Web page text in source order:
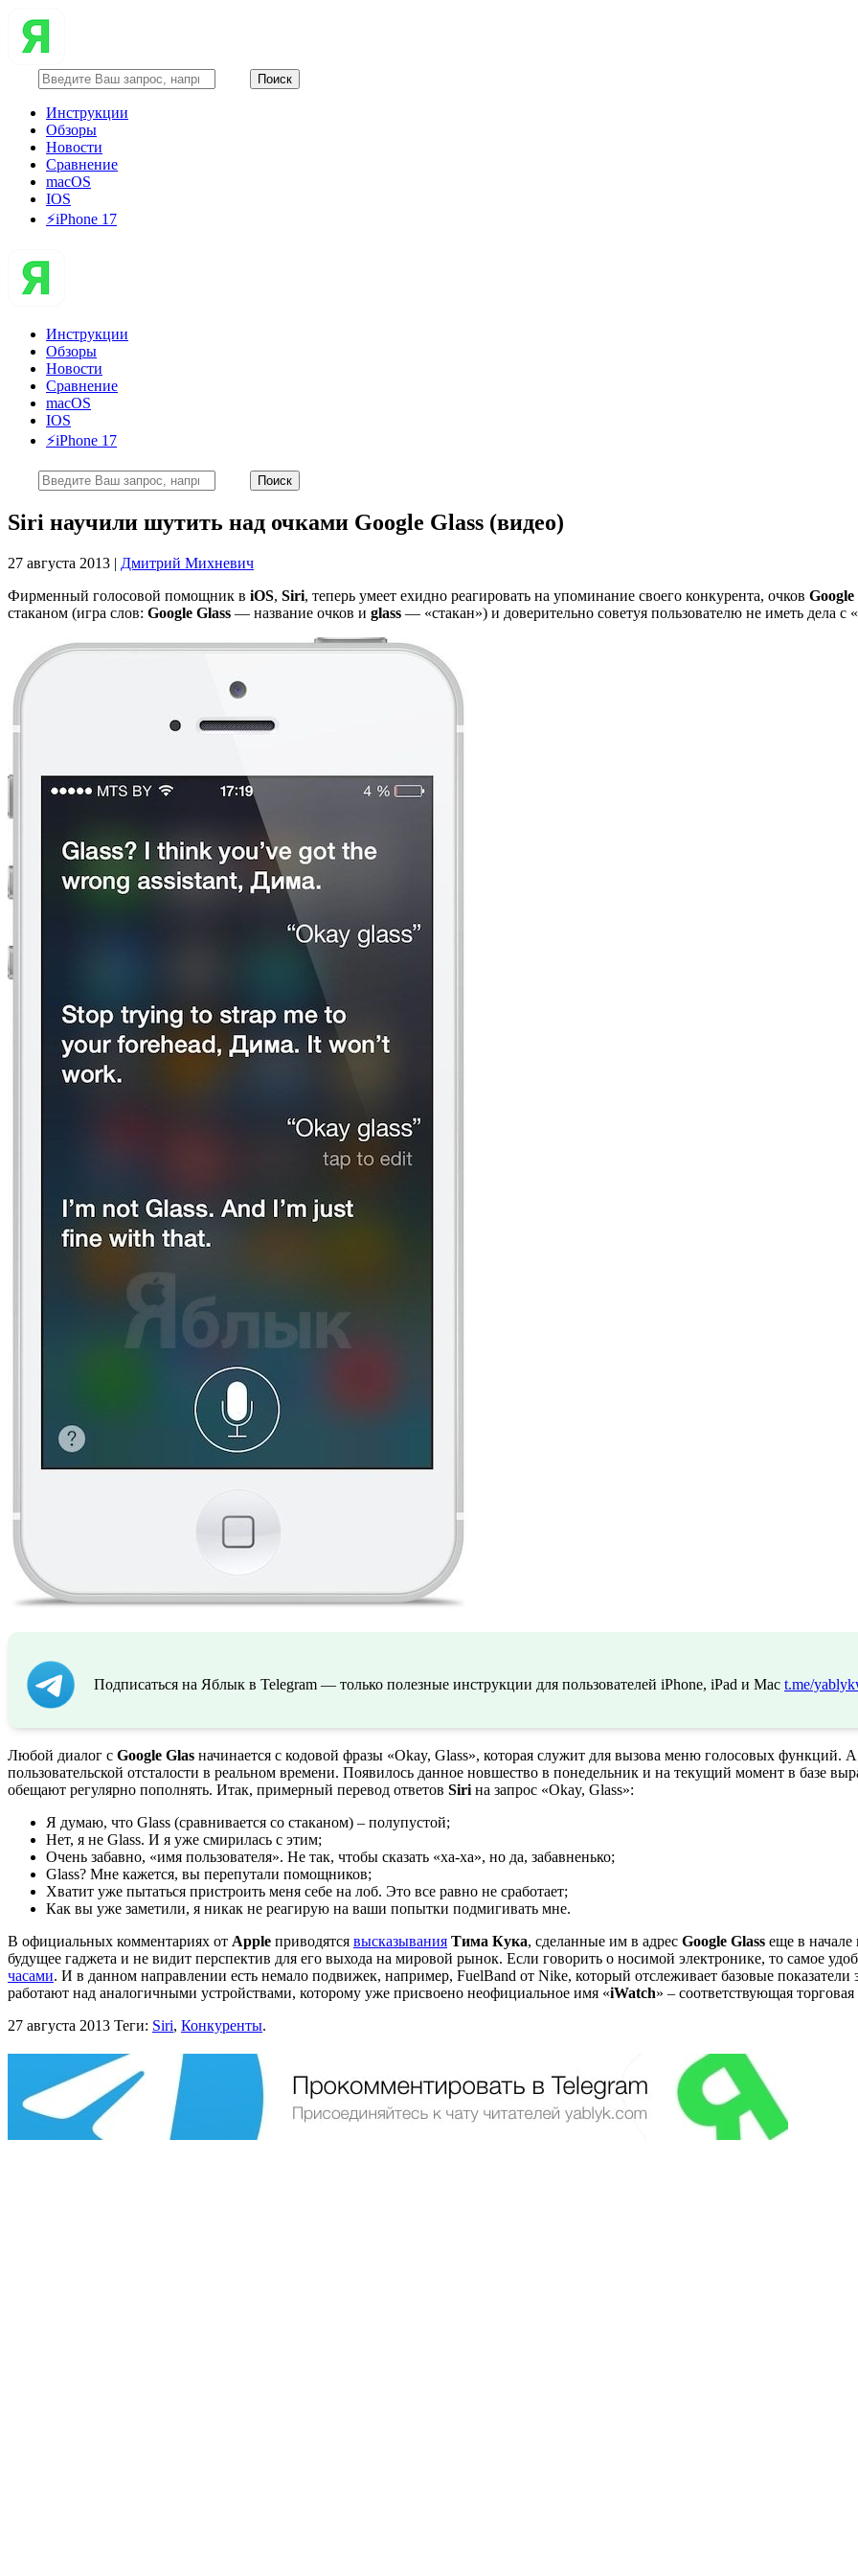
Инструкции
Обзоры
Новости
Сравнение
macOS
IOS
⚡️iPhone 17
Инструкции
Обзоры
Новости
Сравнение
macOS
IOS
⚡️iPhone 17
Siri научили шутить над очками Google Glass (видео)
27 августа 2013 | Дмитрий Михневич
Фирменный голосовой помощник в iOS, Siri, теперь умеет ехидно реагировать на упоминание своего конкурента, очков Google
стаканом (игра слов: Google Glass — название очков и glass — «стакан») и доверительно советуя пользователю не иметь дела
Подписаться на Яблык в Telegram — только полезные инструкции для пользователей iPhone, iPad и Mac t.me/
Любой диалог с Google Glas начинается с кодовой фразы «Okay, Glass», которая служит для вызова меню голосовых функций. А
пользовательской отсталости в реальном времени. Появилось данное новшество в понедельник и на текущий момент в базе
обещают регулярно пополнять. Итак, примерный перевод ответов Siri на запрос «Okay, Glass»:
Я думаю, что Glass (сравнивается со стаканом) – полупустой;
Нет, я не Glass. И я уже смирилась с этим;
Очень забавно, «имя пользователя». Не так, чтобы сказать «ха-ха», но да, забавненько;
Glass? Мне кажется, вы перепутали помощников;
Хватит уже пытаться пристроить меня себе на лоб. Это все равно не сработает;
Как вы уже заметили, я никак не реагирую на ваши попытки подмигивать мне.
В официальных комментариях от Apple приводятся высказывания Тима Кука, сделанные им в адрес Google Glass еще в начале
будущее гаджета и не видит перспектив для его выхода на мировой рынок. Если говорить о носимой электронике, то самое
часами. И в данном направлении есть немало подвижек, например, FuelBand от Nike, который отслеживает базовые показатели
работают над аналогичными устройствами, которому уже присвоено неофициальное имя «iWatch» – соответствующая торговая
27 августа 2013 Теги: Siri, Конкуренты.